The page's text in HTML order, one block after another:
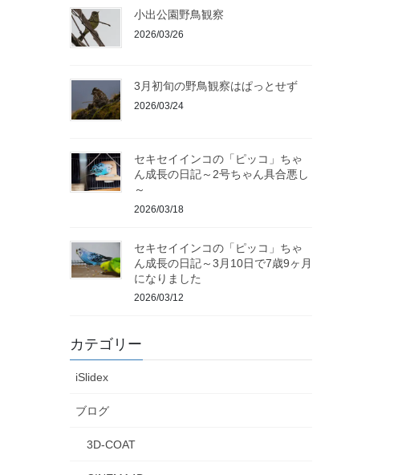
小出公園野鳥観察
2026/03/26
3月初旬の野鳥観察はぱっとせず
2026/03/24
セキセイインコの「ピッコ」ちゃ
ん成長の日記～2号ちゃん具合悪し
～
2026/03/18
セキセイインコの「ピッコ」ちゃ
ん成長の日記～3月10日で7歳9ヶ月
になりました
2026/03/12
カテゴリー
iSlidex
ブログ
3D-COAT